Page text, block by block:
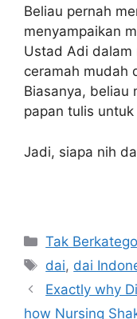
Beliau pernah
menyampaikan
Ustad Adi dalam
ceramah mudah
Biasanya, beliau
papan tulis
Jadi, siapa nih
Kategori
Tak
Tag
dai, dai
Exactly why
how Nursing